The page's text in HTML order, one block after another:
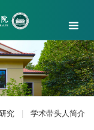
究 学术带头人简介